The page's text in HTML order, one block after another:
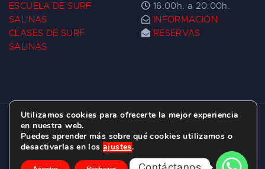
ESCUELA DE SURF
SALINAS
CLASES DE SURF
SALINAS
16:00h. a 20:00h.
INFORMACIÓN
RESERVAS
ESCUELA DE SURF LAS DUNAS ©
2026.
C/ BERNARDO ÁLVAREZ GALAN 1, SALINAS
(ASTURIAS)
Utilizamos cookies para ofrecerte la mejor experiencia
en nuestra web.
Puedes aprender más sobre qué cookies utilizamos o
desactivarlas en los ajustes.